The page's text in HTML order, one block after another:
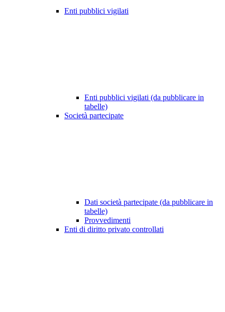
Enti pubblici vigilati
Enti pubblici vigilati (da pubblicare in
tabelle)
Società partecipate
Dati società partecipate (da pubblicare in
tabelle)
Provvedimenti
Enti di diritto privato controllati